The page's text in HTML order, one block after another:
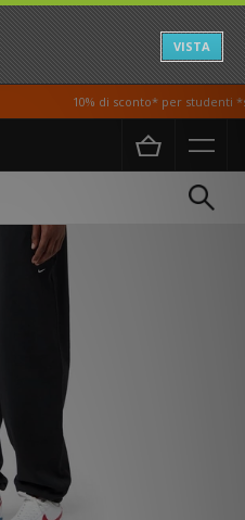
VISTA
10% di sconto* per studenti